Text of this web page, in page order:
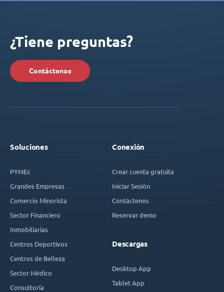
¿Tiene preguntas?
Contáctenos
Soluciones
PYMEs
Grandes Empresas
Comercio Minorista
Sector Financiero
Inmobiliarias
Centros Deportivos
Centros de Belleza
Sector Médico
Consultoría
Conexión
Crear cuenta gratuita
Iniciar Sesión
Contáctenos
Reservar demo
Descargas
Desktop App
Tablet App